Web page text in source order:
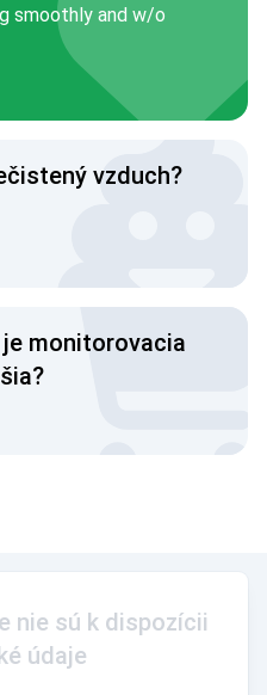
smoothly and w/o
vzduch?
monitorovacia
nie sú k dispozícii
údaje